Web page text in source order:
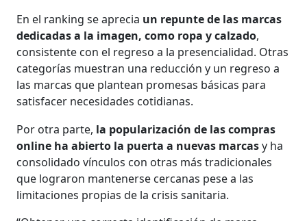
En el ranking se aprecia un repunte de las marcas
dedicadas a la imagen, como ropa y calzado,
consistente con el regreso a la presencialidad. Otras
categorías muestran una reducción y un regreso a
las marcas que plantean promesas básicas para
satisfacer necesidades cotidianas.
Por otra parte, la popularización de las compras
online ha abierto la puerta a nuevas marcasy ha
consolidado vínculos con otras más tradicionales
que lograron mantenerse cercanas pese a las
limitaciones propias de la crisis sanitaria.